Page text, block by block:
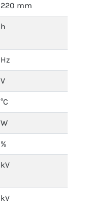
220 mm
h
Hz
V
°C
W
%
kV
kV